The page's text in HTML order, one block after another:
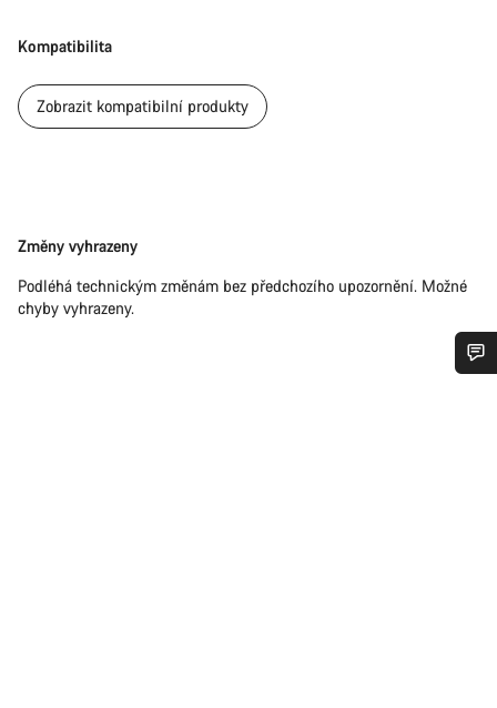
Kompatibilita
Zobrazit kompatibilní produkty
Právní
Změny vyhrazeny
Podléhá technickým změnám bez předchozího upozornění. Možné
chyby vyhrazeny.